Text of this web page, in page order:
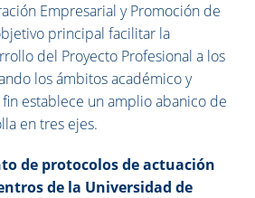
Empresarial y Promoción de
principal facilitar la
del Proyecto Profesional a los
los ámbitos académico y
establece un amplio abanico de
en tres ejes.
de protocolos de actuación
de la Universidad de